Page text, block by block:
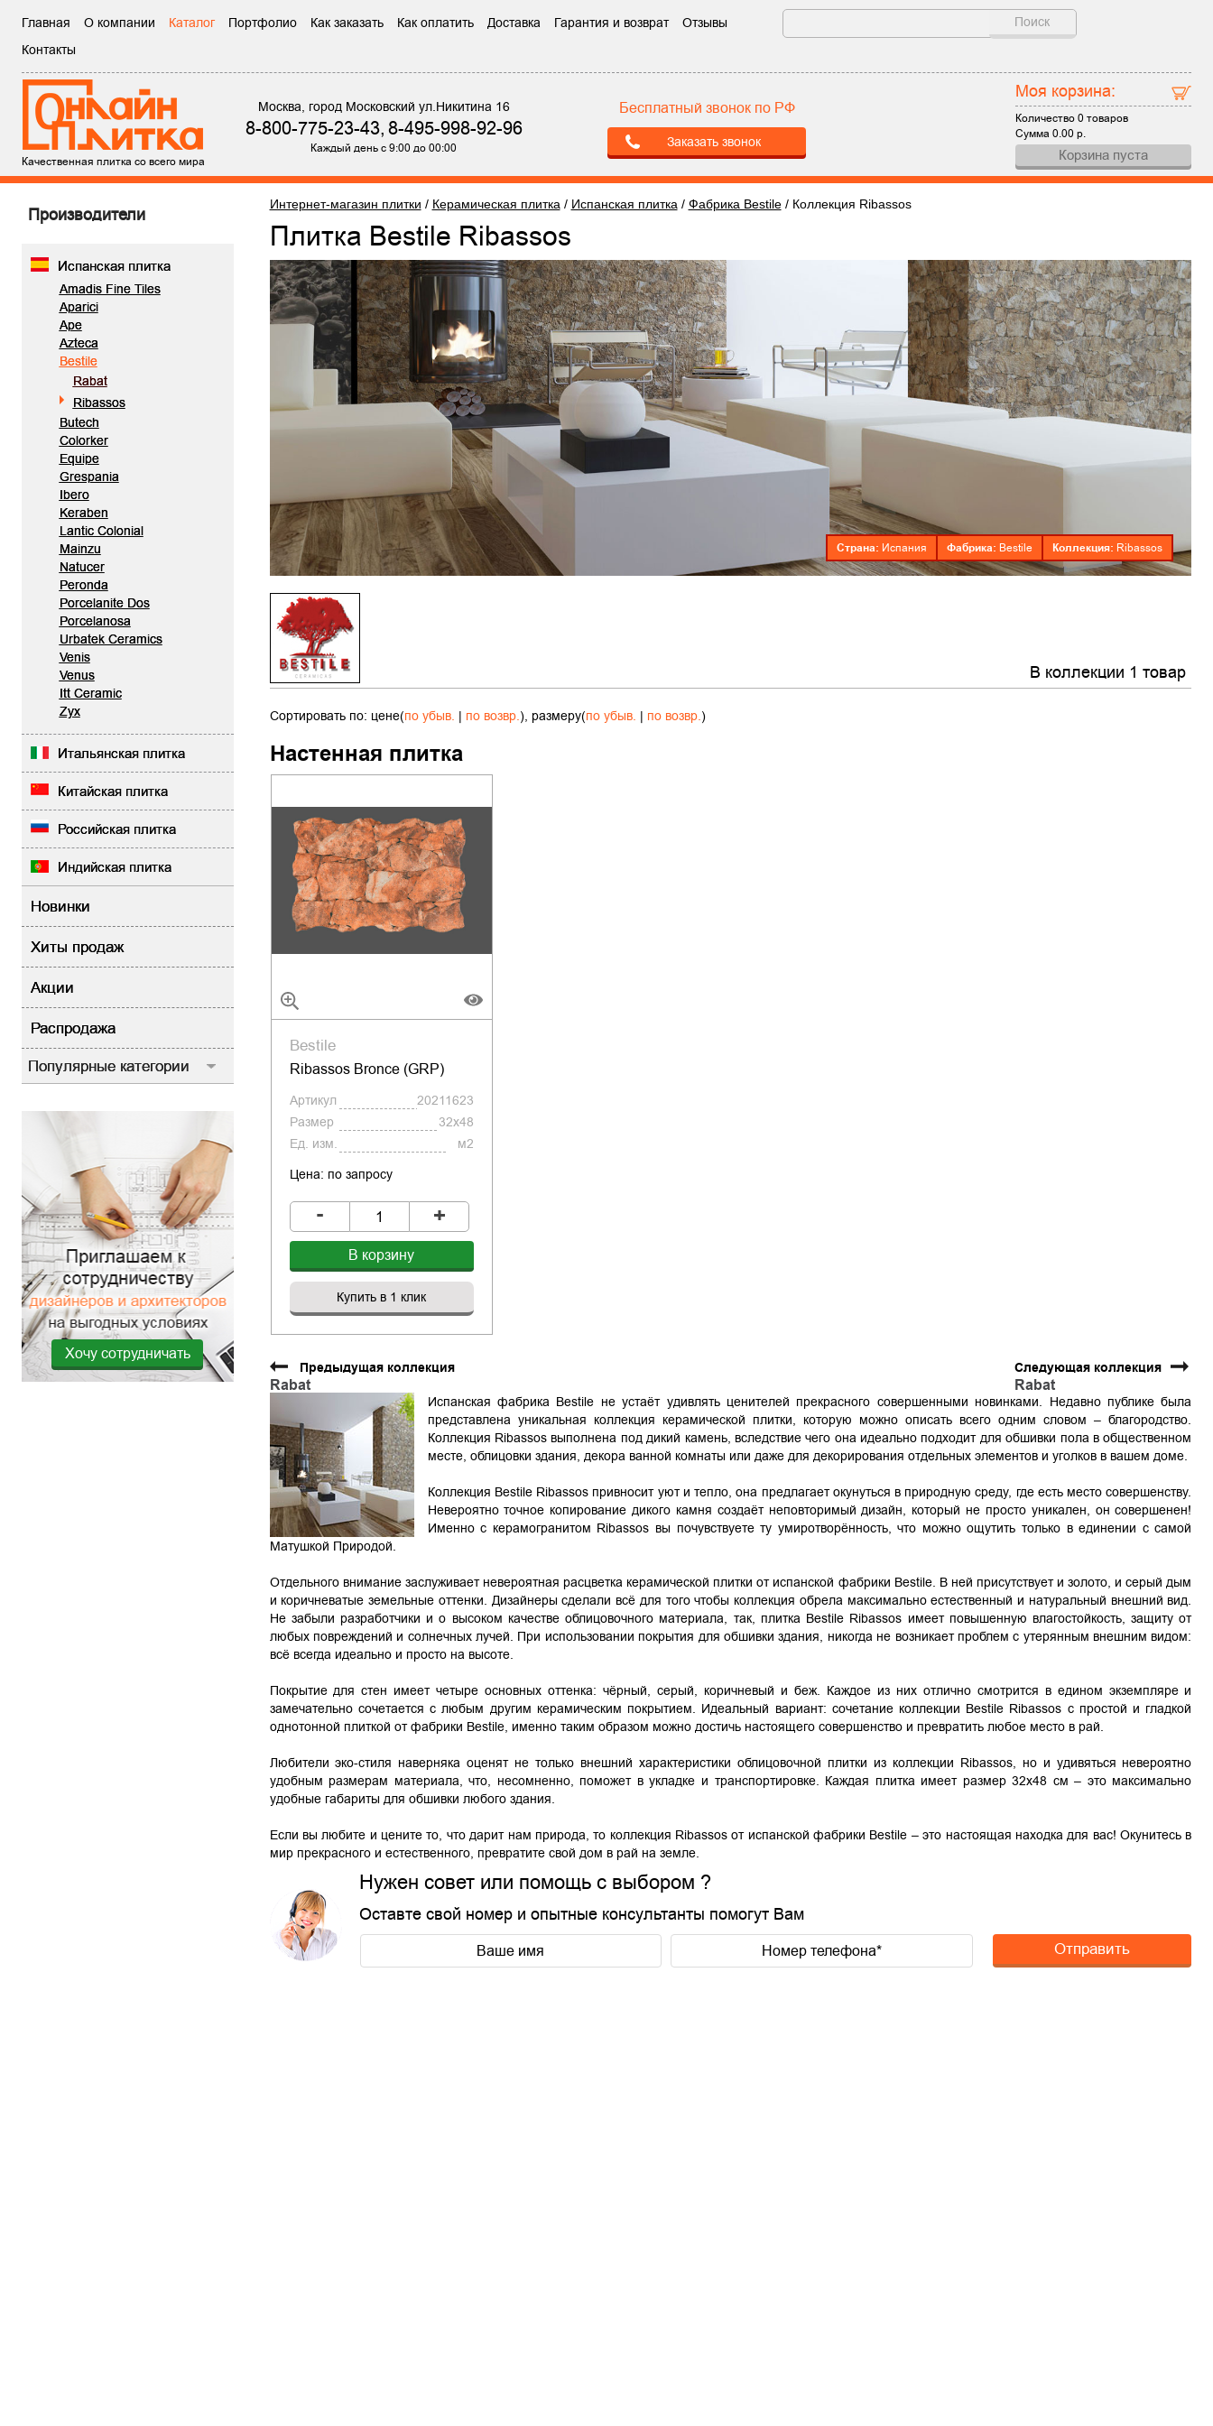
Главная О компании Каталог Портфолио Как заказать Как оплатить Доставка Гарантия и возврат
Отзывы
Контакты
Поиск
Качественная плитка со всего мира
Москва, город Московский ул.Никитина 16
8-800-775-23-43,8-495-998-92-96
Каждый день с 9:00 до 00:00
Бесплатный звонок по РФ
Заказать звонок
Моя корзина:
Количество0 товаров
Сумма0.00 р.
Корзина пуста
Производители
Испанская плитка
Amadis Fine Tiles
Aparici
Ape
Azteca
Bestile
Rabat
Ribassos
Butech
Colorker
Equipe
Grespania
Ibero
Keraben
Lantic Colonial
Mainzu
Natucer
Peronda
Porcelanite Dos
Porcelanosa
Urbatek Ceramics
Venis
Venus
Itt Ceramic
Zyx
Итальянская плитка
Китайская плитка
Российская плитка
Индийская плитка
Новинки
Хиты продаж
Акции
Распродажа
Популярные категории
Хочу сотрудничать
Интернет-магазин плитки / Керамическая плитка / Испанская плитка / Фабрика Bestile/ Коллекция Ribassos
Плитка Bestile Ribassos
Страна: Испания Фабрика: Bestile Коллекция: Ribassos
В коллекции 1 товар
Сортировать по: цене(по убыв. | по возвр.), размеру(по убыв. | по возвр.)
Настенная плитка
Bestile
Ribassos Bronce (GRP)
Артикул
20211623
Размер
32x48
Ед. изм.
м2
Цена: по запросу
- +
В корзину
Купить в 1 клик
Предыдущая коллекция
Rabat
Следующая коллекция
Rabat
Испанская фабрика Bestilе не устаёт удивлять ценителей прекрасного совершенными новинками. Недавно публике была
представлена уникальная коллекция керамической плитки, которую можно описать всего одним словом – благородство.
Коллекция Ribassos выполнена под дикий камень, вследствие чего она идеально подходит для обшивки пола в общественном
месте, облицовки здания, декора ванной комнаты или даже для декорирования отдельных элементов и уголков в вашем доме.
Коллекция Bestile Ribassos привносит уют и тепло, она предлагает окунуться в природную среду, где есть место совершенству.
Невероятно точное копирование дикого камня создаёт неповторимый дизайн, который не просто уникален, он совершенен!
Именно с керамогранитом Ribassos вы почувствуете ту умиротворённость, что можно ощутить только в единении с самой
Матушкой Природой.
Отдельного внимание заслуживает невероятная расцветка керамической плитки от испанской фабрики Bestilе. В ней присутствует и золото, и серый дым
и коричневатые земельные оттенки. Дизайнеры сделали всё для того чтобы коллекция обрела максимально естественный и натуральный внешний вид.
Не забыли разработчики и о высоком качестве облицовочного материала, так, плитка Bestile Ribassos имеет повышенную влагостойкость, защиту от
любых повреждений и солнечных лучей. При использовании покрытия для обшивки здания, никогда не возникает проблем с утерянным внешним видом:
всё всегда идеально и просто на высоте.
Покрытие для стен имеет четыре основных оттенка: чёрный, серый, коричневый и беж. Каждое из них отлично смотрится в едином экземпляре и
замечательно сочетается с любым другим керамическим покрытием. Идеальный вариант: сочетание коллекции Bestile Ribassos с простой и гладкой
однотонной плиткой от фабрики Bestile, именно таким образом можно достичь настоящего совершенство и превратить любое место в рай.
Любители эко-стиля наверняка оценят не только внешний характеристики облицовочной плитки из коллекции Ribassos, но и удивяться невероятно
удобным размерам материала, что, несомненно, поможет в укладке и транспортировке. Каждая плитка имеет размер 32х48 см – это максимально
удобные габариты для обшивки любого здания.
Если вы любите и цените то, что дарит нам природа, то коллекция Ribassos от испанской фабрики Bestile – это настоящая находка для вас! Окунитесь в
мир прекрасного и естественного, превратите свой дом в рай на земле.
Нужен совет или помощь с выбором ?
Оставте свой номер и опытные консультанты помогут Вам
Отправить